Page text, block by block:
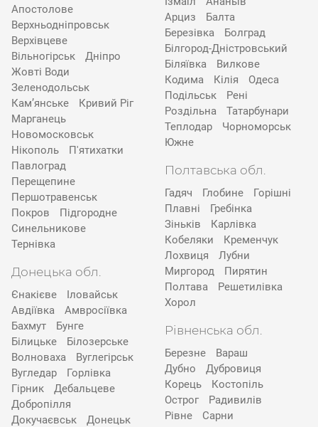
Апостолове
Верхньодніпровськ
Верхівцеве
Вільногірськ
Дніпро
Жовті Води
Зеленодольськ
Кам’янське
Кривий Ріг
Марганець
Новомосковськ
Нікополь
П'ятихатки
Павлоград
Перещепине
Першотравенськ
Покров
Підгородне
Синельникове
Тернівка
Донецька обл.
Єнакієве
Іловайськ
Авдіївка
Амвросіївка
Бахмут
Бунге
Білицьке
Білозерське
Волноваха
Вуглегірськ
Вугледар
Горлівка
Гірник
Дебальцеве
Добропілля
Докучаєвськ
Донецьк
Арциз
Балта
Березівка
Болград
Білгород-Дністровський
Біляївка
Вилкове
Кодима
Кілія
Одеса
Подільськ
Рені
Роздільна
Татарбунари
Теплодар
Чорноморськ
Южне
Полтавська обл.
Гадяч Глобине
Горішні
Плавні
Гребінка
Зіньків
Карлівка
Кобеляки
Кременчук
Лохвиця
Лубни
Миргород
Пирятин
Полтава
Решетилівка
Хорол
Рівненська обл.
Березне
Вараш
Дубно
Дубровиця
Корець
Костопіль
Острог
Радивилів
Рівне
Сарни